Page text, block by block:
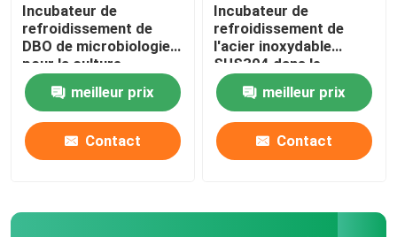
Incubateur de
refroidissement de
DBO de microbiologie
pour la culture
bactérienne 110V
220V
meilleur prix
Contact
Incubateur de
refroidissement de
l'acier inoxydable
SUS304 dans le
laboratoire médical
400L
meilleur prix
Contact